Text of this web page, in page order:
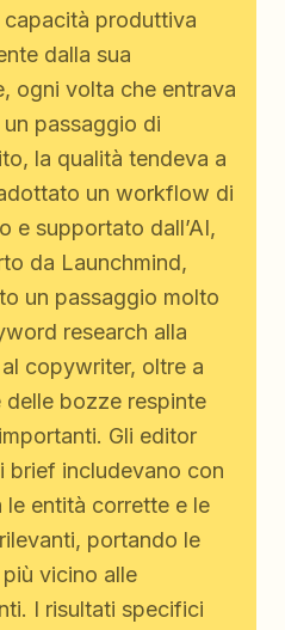
produttiva
dalla sua
ogni volta che entrava
passaggio di
la qualità tendeva a
un workflow di
e supportato dall’AI,
da Launchmind,
un passaggio molto
research alla
copywriter, oltre a
delle bozze respinte
Gli editor
brief includevano con
entità corrette e le
portando le
vicino alle
I risultati specifici